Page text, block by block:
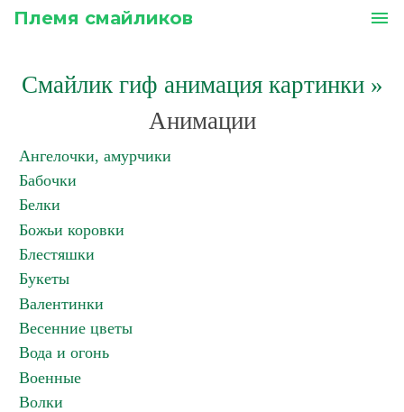
Племя смайликов menu
Смайлик гиф анимация картинки»
Анимации
Ангелочки, амурчики
Бабочки
Белки
Божьи коровки
Блестяшки
Букеты
Валентинки
Весенние цветы
Вода и огонь
Военные
Волки